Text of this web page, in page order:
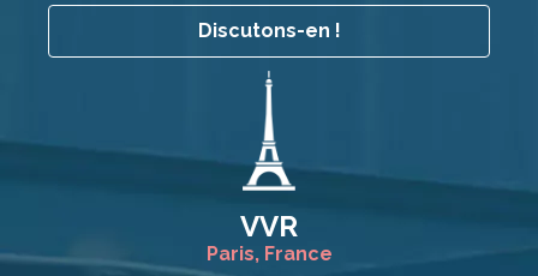
Discutons-en !
VVR
Paris, France